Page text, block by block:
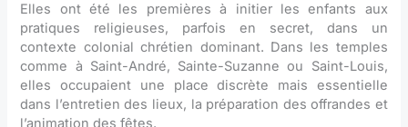
Elles ont été les premières à initier les enfants aux
pratiques religieuses, parfois en secret, dans un
contexte colonial chrétien dominant. Dans les temples
comme à Saint-André, Sainte-Suzanne ou Saint-Louis,
elles occupaient une place discrète mais essentielle
dans l’entretien des lieux, la préparation des offrandes et
l’animation des fêtes.